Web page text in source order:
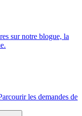
sur notre blogue, la
les demandes de